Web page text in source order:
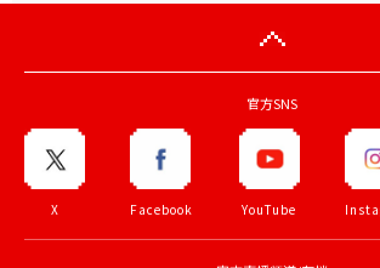
官方SNS
X Facebook YouTube